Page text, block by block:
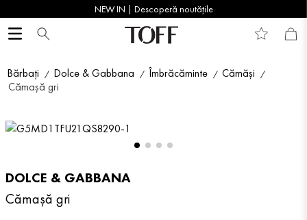
NEW IN | Descoperă noutățile
Bărbați Dolce & Gabbana Îmbrăcăminte
Cămăși
Cămașă gri
DOLCE & GABBANA
Cămașă gri